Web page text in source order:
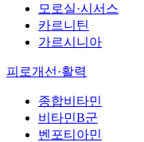
모로실·시서스
카르니틴
가르시니아
피로개선·활력
종합비타민
비타민B군
벤포티아민